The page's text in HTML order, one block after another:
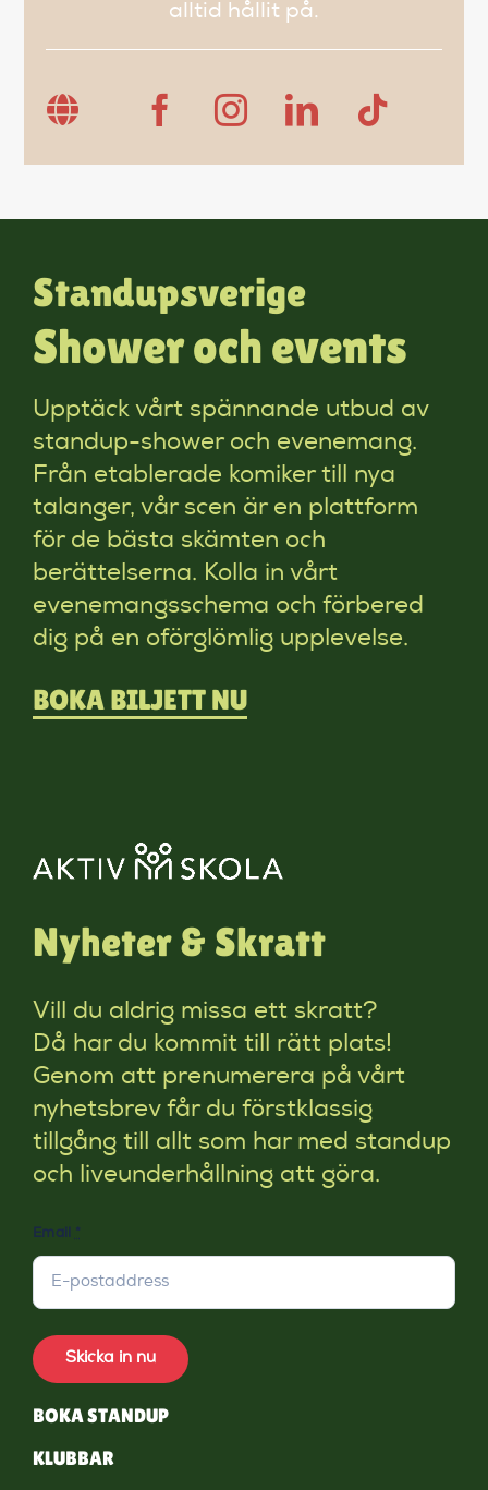
alltid hållit på.
Standupsverige
Shower och events
Upptäck vårt spännande utbud av
standup-shower och evenemang.
Från etablerade komiker till nya
talanger, vår scen är en plattform
för de bästa skämten och
berättelserna. Kolla in vårt
evenemangsschema och förbered
dig på en oförglömlig upplevelse.
BOKA BILJETT NU
Nyheter & Skratt
Vill du aldrig missa ett skratt?
Då har du kommit till rätt plats!
Genom att prenumerera på vårt
nyhetsbrev får du förstklassig
tillgång till allt som har med standup
och liveunderhållning att göra.
Email *
Skicka in nu
BOKA STANDUP
KLUBBAR